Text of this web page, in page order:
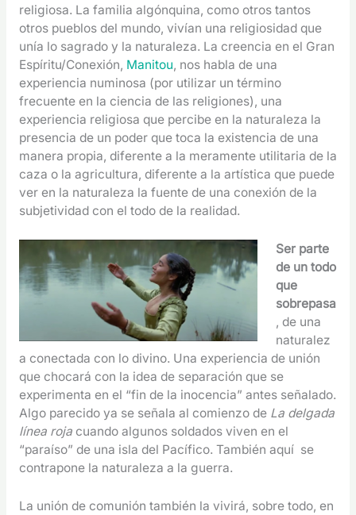
religiosa. La familia algónquina, como otros tantos
otros pueblos del mundo, vivían una religiosidad que
unía lo sagrado y la naturaleza. La creencia en el Gran
Espíritu/Conexión, Manitou, nos habla de una
experiencia numinosa (por utilizar un término
frecuente en la ciencia de las religiones), una
experiencia religiosa que percibe en la naturaleza la
presencia de un poder que toca la existencia de una
manera propia, diferente a la meramente utilitaria de la
caza o la agricultura, diferente a la artística que puede
ver en la naturaleza la fuente de una conexión de la
subjetividad con el todo de la realidad.
Ser parte
de un todo
que
sobrepasa
, de una
naturalez
a conectada con lo divino. Una experiencia de unión
que chocará con la idea de separación que se
experimenta en el “fin de la inocencia” antes señalado.
Algo parecido ya se señala al comienzo de La delgada
línea rojacuando algunos soldados viven en el
“paraíso” de una isla del Pacífico. También aquí se
contrapone la naturaleza a la guerra.
La unión de comunión también la vivirá, sobre todo, en